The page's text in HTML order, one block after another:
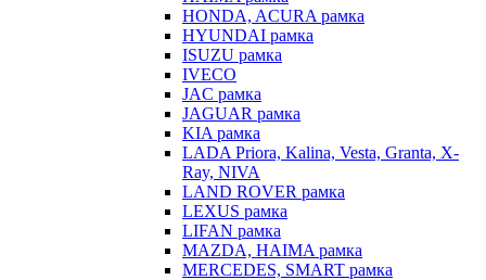
HONDA, ACURA рамка
HYUNDAI рамка
ISUZU рамка
IVECO
JAC рамка
JAGUAR рамка
KIA рамка
LADA Priora, Kalina, Vesta, Granta, X-
Ray, NIVA
LAND ROVER рамка
LEXUS рамка
LIFAN рамка
MAZDA, HAIMA рамка
MERCEDES, SMART рамка